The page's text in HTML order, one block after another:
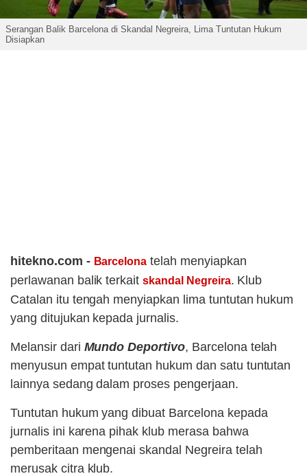
Serangan Balik Barcelona di Skandal Negreira, Lima Tuntutan Hukum
Disiapkan
hitekno.com - Barcelona telah menyiapkan
perlawanan balik terkaitskandal Negreira. Klub
Catalan itu tengah menyiapkan lima tuntutan hukum
yang ditujukan kepada jurnalis.
Melansir dari Mundo Deportivo, Barcelona telah
menyusun empat tuntutan hukum dan satu tuntutan
lainnya sedang dalam proses pengerjaan.
Tuntutan hukum yang dibuat Barcelona kepada
jurnalis ini karena pihak klub merasa bahwa
pemberitaan mengenai skandal Negreira telah
merusak citra klub.